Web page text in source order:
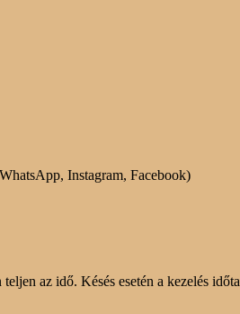
Instagram, Facebook)
az idő. Késés esetén a kezelés